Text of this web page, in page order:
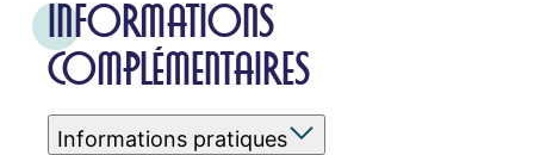
INFORMATIONS
COMPLÉMENTAIRES
Informations pratiques